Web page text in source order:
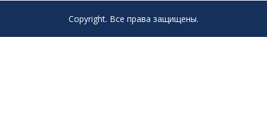
Copyright. Все права защищены.